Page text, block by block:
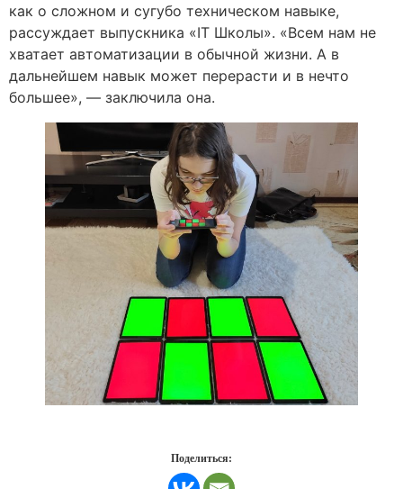
как о сложном и сугубо техническом навыке,
рассуждает выпускника «IT Школы». «Всем нам не
хватает автоматизации в обычной жизни. А в
дальнейшем навык может перерасти и в нечто
большее», — заключила она.
Поделиться: